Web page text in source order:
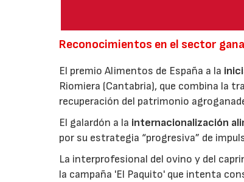
Reconocimientos en el sector
El premio Alimentos de España a la
Riomiera (Cantabria), que combina la
recuperación del patrimonio
El galardón a la internacionalización
por su estrategia “progresiva” de
La interprofesional del ovino y del
la campaña 'El Paquito' que intenta